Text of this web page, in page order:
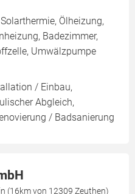
Ölheizung,
Badezimmer,
Umwälzpumpe
/ Einbau,
Abgleich,
/ Badsanierung
(16km von 12309 Zeuthen)